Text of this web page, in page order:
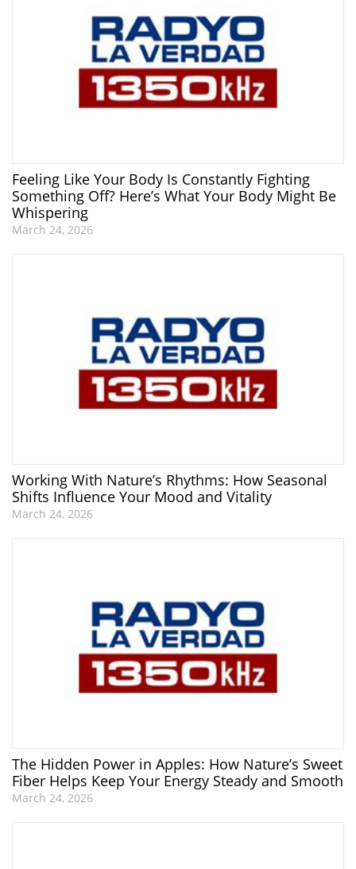
Feeling Like Your Body Is Constantly Fighting
Something Off? Here’s What Your Body Might Be
Whispering
March 24, 2026
Working With Nature’s Rhythms: How Seasonal
Shifts Influence Your Mood and Vitality
March 24, 2026
The Hidden Power in Apples: How Nature’s Sweet
Fiber Helps Keep Your Energy Steady and Smooth
March 24, 2026